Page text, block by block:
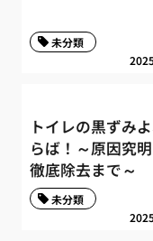
未分類
トイレの黒ずみ
らば！～原因究
徹底除去まで～
未分類